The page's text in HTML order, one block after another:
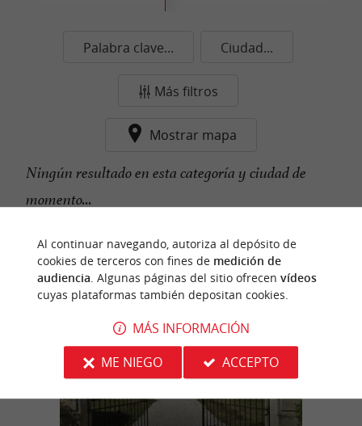
Palabra clave... Ciudad...
Más filtros
Mostrar mapa
Ningún resultado en esta categoría y ciudad de
momento...
n
u
e
s
t
r
o
f
a
v
o
r
i
t
o
Al continuar navegando, autoriza al depósito de
cookies de terceros con fines de medición de
audiencia . Algunas páginas del sitio ofrecen vídeos
cuyas plataformas también depositan cookies.
MÁS INFORMACIÓN
ME NIEGO
ACCEPTO